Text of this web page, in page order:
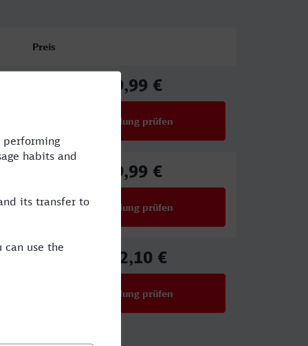
Preis
59,99 €
Verbindung prüfen
59,99 €
Verbindung prüfen
152,10 €
Verbindung prüfen